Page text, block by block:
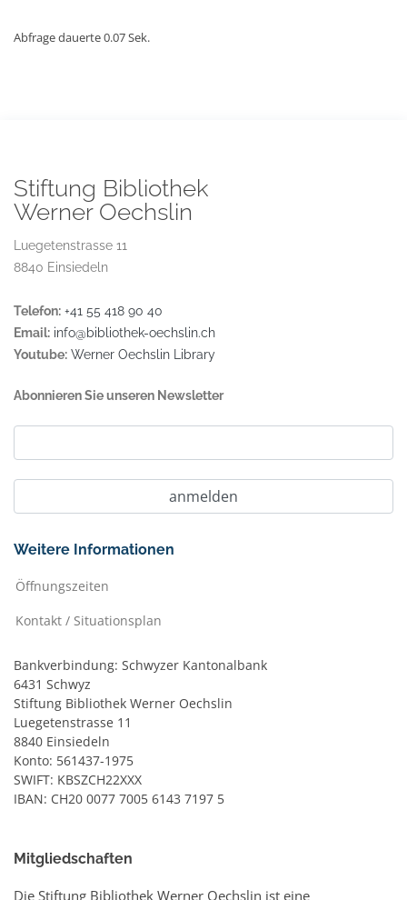
Abfrage dauerte 0.07 Sek.
Stiftung Bibliothek
Werner Oechslin
Luegetenstrasse 11
8840 Einsiedeln
Telefon: +41 55 418 90 40
Email: info@bibliothek-oechslin.ch
Youtube: Werner Oechslin Library
Abonnieren Sie unseren Newsletter
Weitere Informationen
Öffnungszeiten
Kontakt / Situationsplan
Bankverbindung: Schwyzer Kantonalbank
6431 Schwyz
Stiftung Bibliothek Werner Oechslin
Luegetenstrasse 11
8840 Einsiedeln
Konto: 561437-1975
SWIFT: KBSZCH22XXX
IBAN: CH20 0077 7005 6143 7197 5
Mitgliedschaften
Die Stiftung Bibliothek Werner Oechslin ist eine